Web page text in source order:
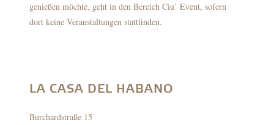
genießen möchte, geht in den Bereich Ciu’ Event, sofern
dort keine Veranstaltungen stattfinden.
LA CASA DEL HABANO
Burchardstraße 15